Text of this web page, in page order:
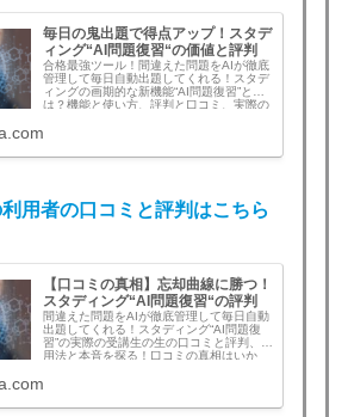
毎日の鬼出題で得点アップ！スタデ
ィング“AI問題復習“の価値と評判
合格最強ツール！間違えた問題をAIが徹底
管理して毎日自動出題してくれる！スタデ
ィングの画期的な新機能“AI問題復習”と
は？機能と使い方、評判と口コミ、実際の
用者の口コミと評判はこちら
【口コミの真相】忘却曲線に勝つ！
スタディング“AI問題復習“の評判
間違えた問題をAIが徹底管理して毎日自動
出題してくれる！スタディング“AI問題復
習”の実際の受講生の生の口コミと評判、活
用法と本音を探る！口コミの真相はいか